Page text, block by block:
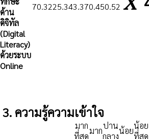
ด้าน
ดิจิทัล
(Digital
Literacy)
ด้วยระบบ
Online
70.3225.343.370.450.52
3. ความรู้ความเข้าใจ
มาก
ที่สุด
มากปาน
กลาง
น้อยน้อย
ที่สุด